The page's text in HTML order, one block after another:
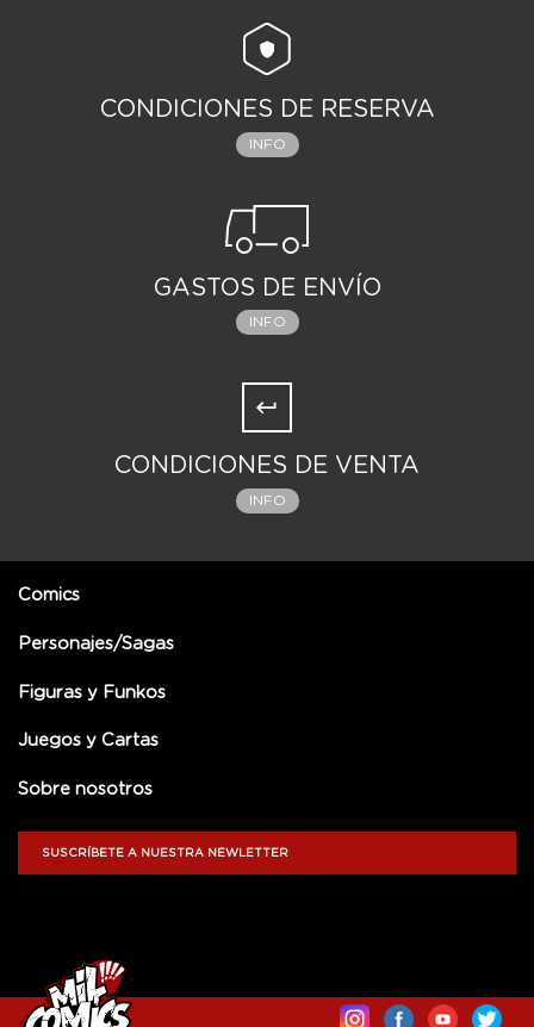
CONDICIONES DE RESERVA
INFO
GASTOS DE ENVÍO
INFO
CONDICIONES DE VENTA
INFO
Comics
Personajes/Sagas
Figuras y Funkos
Juegos y Cartas
Sobre nosotros
SUSCRÍBETE A NUESTRA NEWLETTER